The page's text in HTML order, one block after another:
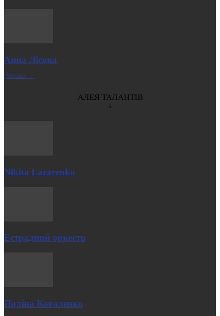
Анна Лісова
| Більше →
АЛЕЯ ТАЛАНТІВ
Nikita Lazarenko
Естрадний оркестр
Поліна Коваленко